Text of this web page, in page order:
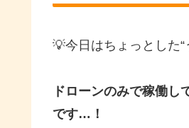
💡今日はちょっとした“
ドローンのみで稼働
です…！